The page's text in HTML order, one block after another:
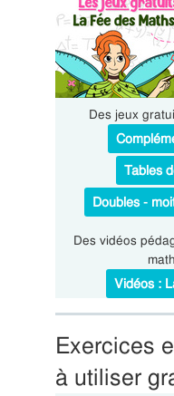
Des jeux
Tables
Doubles -
Des vidéos
Vidéos :
Exercices
à utiliser